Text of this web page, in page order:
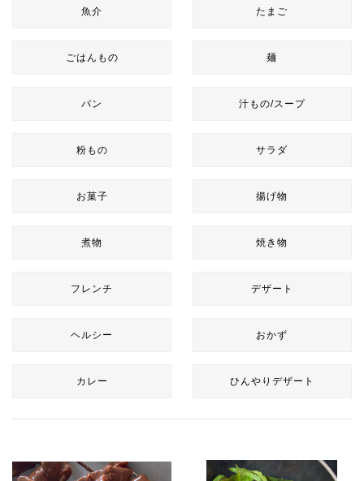
魚介 たまご
ごはんもの 麺
パン 汁もの/スープ
粉もの サラダ
お菓子 揚げ物
煮物 焼き物
フレンチ デザート
ヘルシー おかず
カレー ひんやりデザート